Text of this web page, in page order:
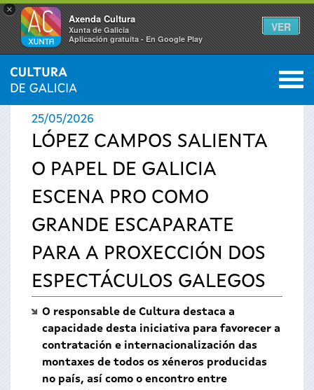
×
Axenda Cultura
Xunta de Galicia
Aplicación gratuíta - En Google Play
VER
Vostede
está
aquí
INICIO › ACTUALIDADE 0
25/05/2026
LÓPEZ CAMPOS SALIENTA
O PAPEL DE GALICIA
ESCENA PRO COMO
GRANDE ESCAPARATE
PARA A PROXECCIÓN DOS
ESPECTÁCULOS GALEGOS
O responsable de Cultura destaca a
capacidade desta iniciativa para favorecer a
contratación e internacionalización das
montaxes de todos os xéneros producidas
no país, así como o encontro entre